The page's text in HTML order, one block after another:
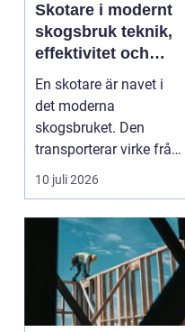
Skotare i modernt
skogsbruk teknik,
effektivitet och
hållbarhet
En skotare är navet i
det moderna
skogsbruket. Den
transporterar virke från
avverkningsplatsen till
10 juli 2026